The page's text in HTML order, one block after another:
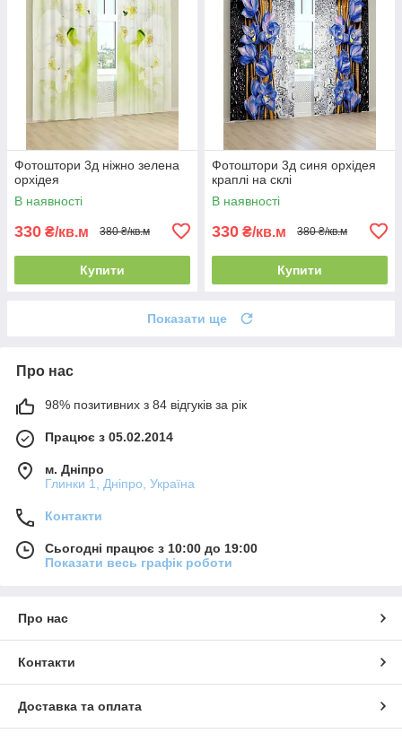
Фотоштори 3д ніжно зелена
орхідея
В наявності
330 ₴/кв.м 380 ₴/кв.м
Купити
Фотоштори 3д синя орхідея
краплі на склі
В наявності
330 ₴/кв.м 380 ₴/кв.м
Купити
Показати ще
Про нас
98% позитивних з 84 відгуків за рік
Працює з 05.02.2014
м. Дніпро
Глинки 1, Дніпро, Україна
Контакти
Сьогодні працює з 10:00 до 19:00
Показати весь графік роботи
Про нас
Контакти
Доставка та оплата